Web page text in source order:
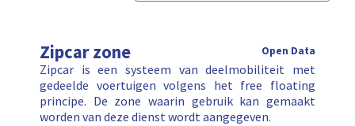
Zipcar zone Open Data
Zipcar is een systeem van deelmobiliteit met
gedeelde voertuigen volgens het free floating
principe. De zone waarin gebruik kan gemaakt
worden van deze dienst wordt aangegeven.